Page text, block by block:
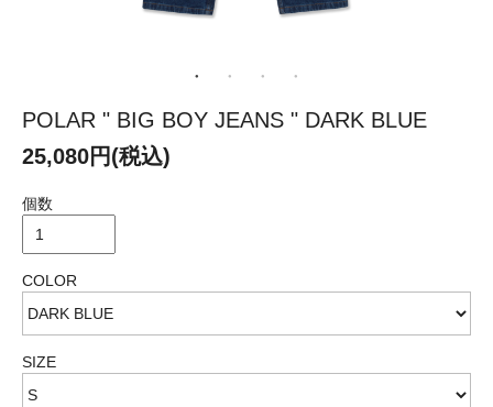
POLAR " BIG BOY JEANS " DARK BLUE
25,080円(税込)
個数
COLOR
SIZE